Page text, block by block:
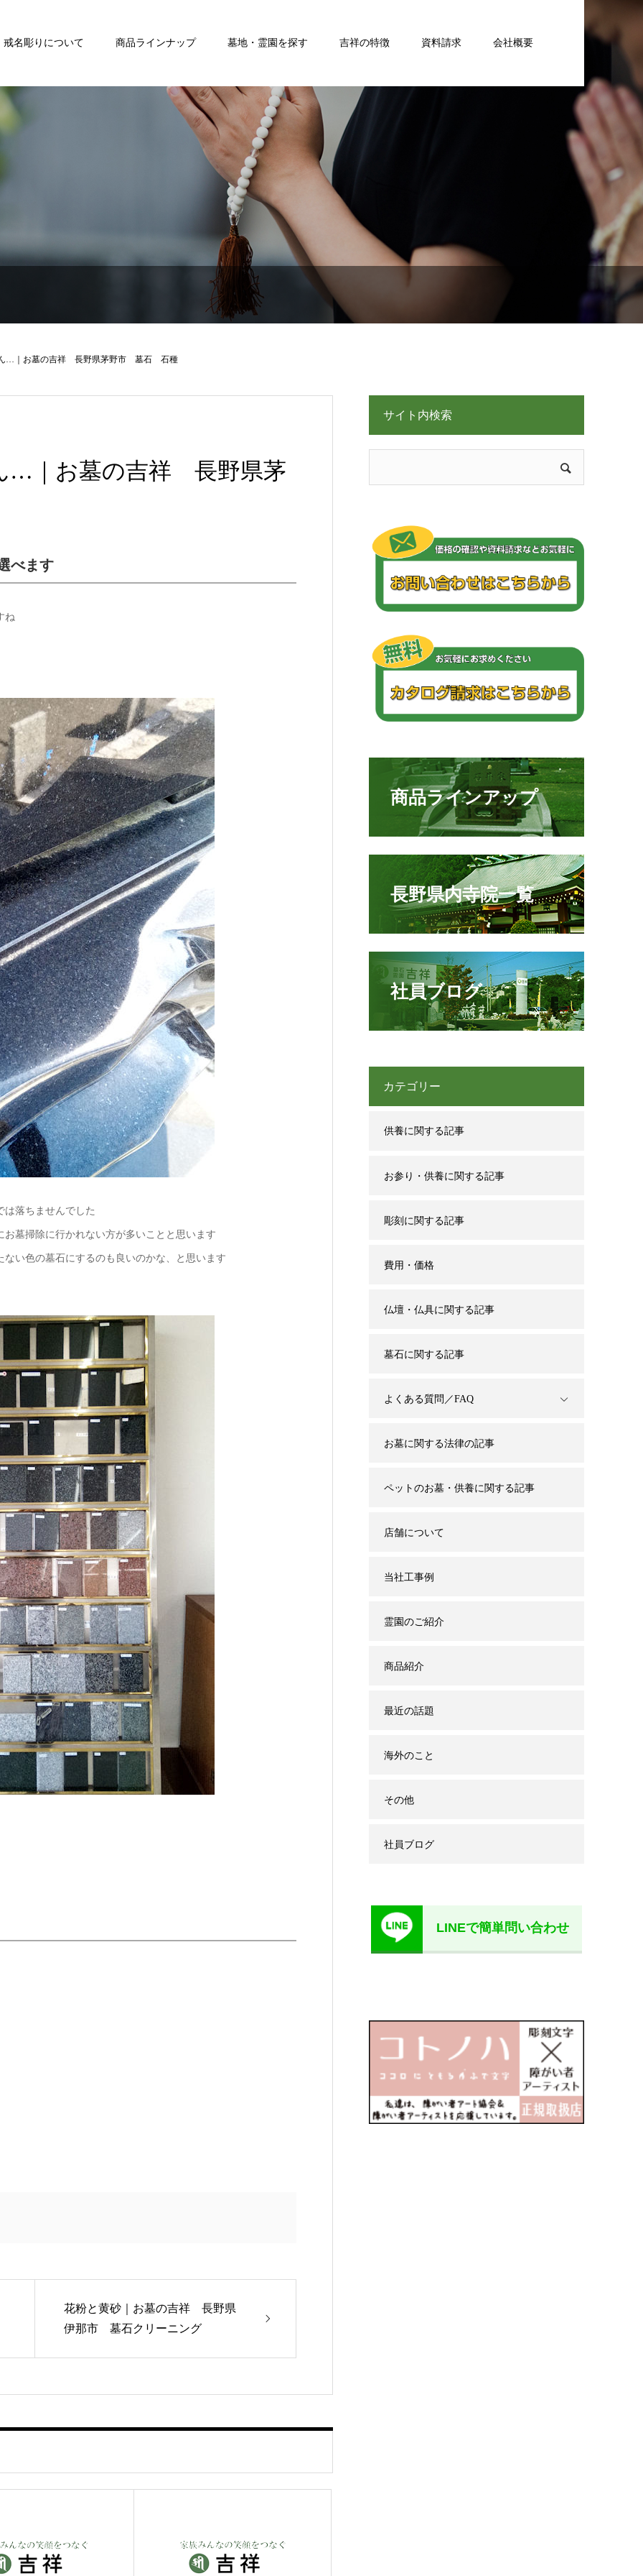
戒名彫りについて 商品ラインナップ 墓地・霊園を探す 吉祥の特徴 資料請求 会社概要
ん…｜お墓の吉祥 長野県茅野市 墓石 石種
…｜お墓の吉祥 長野県茅
べます
ね
は落ちませんでした
墓掃除に行かれない方が多いことと思います
い色の墓石にするのも良いのかな、と思います
花粉と黄砂｜お墓の吉祥 長野県
伊那市 墓石クリーニング
サイト内検索
商品ラインアップ
長野県内寺院一覧
社員ブログ
カテゴリー
供養に関する記事
お参り・供養に関する記事
彫刻に関する記事
費用・価格
仏壇・仏具に関する記事
墓石に関する記事
よくある質問／FAQ
お墓に関する法律の記事
ペットのお墓・供養に関する記事
店舗について
当社工事例
霊園のご紹介
商品紹介
最近の話題
海外のこと
その他
社員ブログ
LINEで簡単問い合わせ